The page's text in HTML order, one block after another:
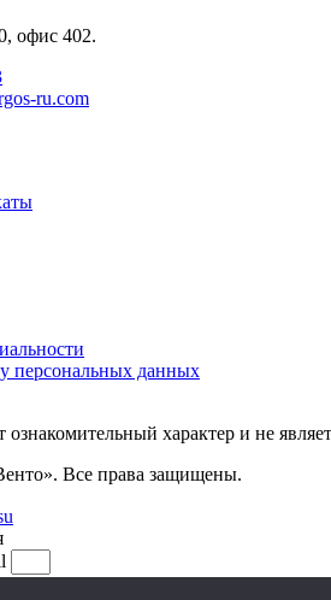
офис 402.
ru.com
персональных данных
характер и не
Все права защищены.